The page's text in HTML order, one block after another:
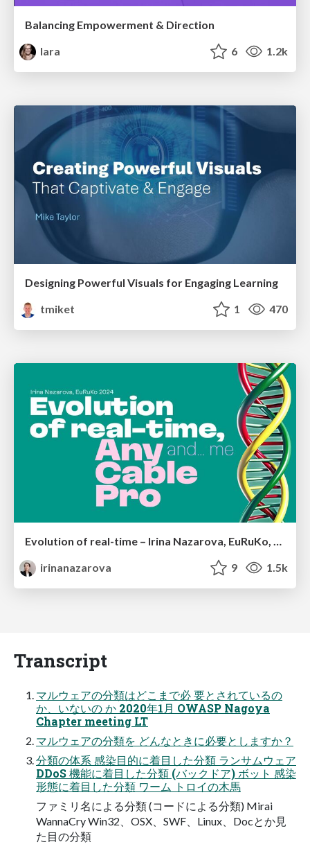
Balancing Empowerment & Direction
lara
6 1.2k
Designing Powerful Visuals for Engaging Learning
tmiket
1 470
irinanazarova
9 1.5k
Transcript
マルウェアの分類はどこまで必 要とされているの
か、いないの か 2020年1月 OWASP Nagoya
Chapter meeting LT
マルウェアの分類を どんなときに必要としますか？
分類の体系 感染目的に着目した分類 ランサムウェア
DDoS 機能に着目した分類 (バックドア) ボット 感染
形態に着目した分類 ワーム トロイの木馬
ファミリ名による分類 (コードによる分類) Mirai
WannaCry Win32、OSX、SWF、Linux、Docとか見
た目の分類